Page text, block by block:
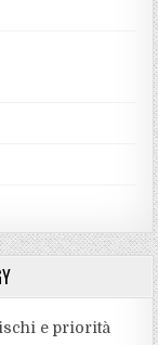
e priorità